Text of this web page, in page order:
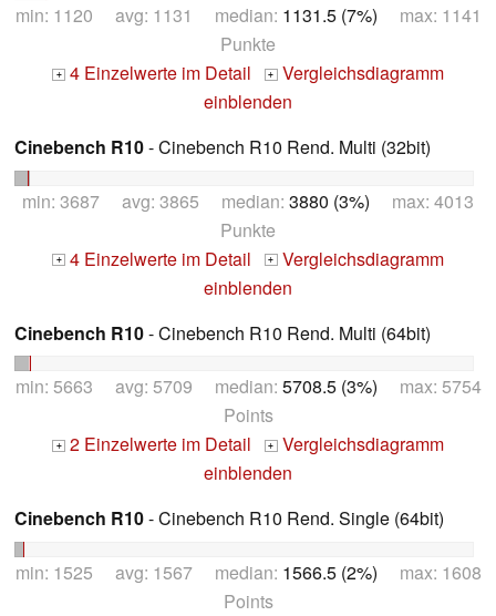
min: 1120 avg: 1131 median: 1131.5 (7%) max: 1141
Punkte
+ 4 Einzelwerte im Detail + Vergleichsdiagramm
einblenden
Cinebench R10- Cinebench R10 Rend. Multi (32bit)
min: 3687 avg: 3865 median: 3880 (3%) max: 4013
Punkte
+ 4 Einzelwerte im Detail + Vergleichsdiagramm
einblenden
Cinebench R10- Cinebench R10 Rend. Multi (64bit)
min: 5663 avg: 5709 median: 5708.5 (3%) max: 5754
Points
+ 2 Einzelwerte im Detail + Vergleichsdiagramm
einblenden
Cinebench R10- Cinebench R10 Rend. Single (64bit)
min: 1525 avg: 1567 median: 1566.5 (2%) max: 1608
Points